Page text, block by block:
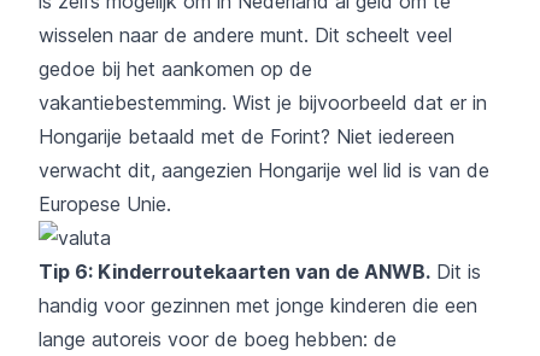
wisselen naar de andere munt. Dit scheelt veel
gedoe bij het aankomen op de
vakantiebestemming. Wist je bijvoorbeeld dat er in
Hongarije betaald met de Forint? Niet iedereen
verwacht dit, aangezien Hongarije wel lid is van de
Europese Unie.
Tip 6: Kinderroutekaarten van de ANWB. Dit is
handig voor gezinnen met jonge kinderen die een
lange autoreis voor de boeg hebben: de